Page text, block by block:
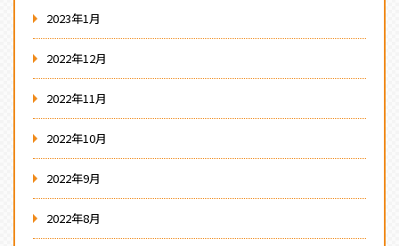
2023年1月
2022年12月
2022年11月
2022年10月
2022年9月
2022年8月